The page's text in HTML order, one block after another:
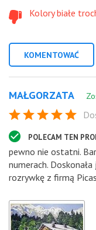
Kolory białe
KOMENTOWAĆ
MAŁGORZATA
POLECAM TEN
pewno nie ostatni.
numerach.
rozrywkę z firmą